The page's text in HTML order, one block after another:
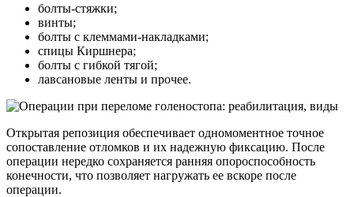
болты-стяжки;
винты;
болты с клеммами-накладками;
спицы Киршнера;
болты с гибкой тягой;
лавсановые ленты и прочее.
Открытая репозиция обеспечивает одномоментное точное
сопоставление отломков и их надежную фиксацию. После
операции нередко сохраняется ранняя опороспособность
конечности, что позволяет нагружать ее вскоре после
операции.